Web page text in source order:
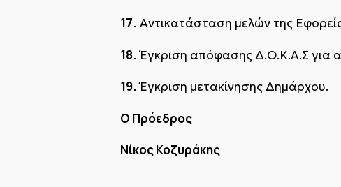
17. Αντικατάσταση μελών της
18.Έγκριση απόφασης Δ.Ο.Κ.Α.Σ για
19.Έγκριση μετακίνησης Δημάρχου.
Ο Πρόεδρος
Νίκος Κοζυράκης